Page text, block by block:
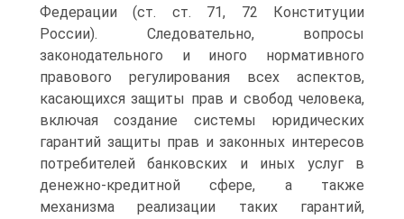
Федерации (ст. ст. 71, 72 Конституции
России). Следовательно, вопросы
законодательного и иного нормативного
правового регулирования всех аспектов,
касающихся защиты прав и свобод человека,
включая создание системы юридических
гарантий защиты прав и законных интересов
потребителей банковских и иных услуг в
денежно-кредитной сфере, а также
механизма реализации таких гарантий,